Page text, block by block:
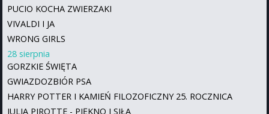
PUCIO KOCHA ZWIERZAKI
VIVALDI I JA
WRONG GIRLS
28 sierpnia
GORZKIE ŚWIĘTA
GWIAZDOZBIÓR PSA
HARRY POTTER I KAMIEŃ FILOZOFICZNY 25. ROCZNICA
JULIA PIROTTE - PIĘKNO I SIŁA